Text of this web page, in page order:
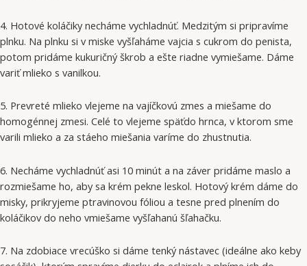
4. Hotové koláčiky necháme vychladnúť. Medzitým si pripravíme
plnku. Na plnku si v miske vyšľaháme vajcia s cukrom do penista,
potom pridáme kukuričný škrob a ešte riadne vymiešame. Dáme
variť mlieko s vanilkou.
5. Prevreté mlieko vlejeme na vajíčkovú zmes a miešame do
homogénnej zmesi. Celé to vlejeme späťdo hrnca, v ktorom sme
varili mlieko a za stáeho miešania varíme do zhustnutia.
6. Necháme vychladnúť asi 10 minút a na záver pridáme maslo a
rozmiešame ho, aby sa krém pekne leskol. Hotový krém dáme do
misky, prikryjeme ptravinovou fóliou a tesne pred plnením do
koláčikov do neho vmiešame vyšľahanú šľahačku.
7. Na zdobiace vrecúško si dáme tenký nástavec (ideálne ako keby